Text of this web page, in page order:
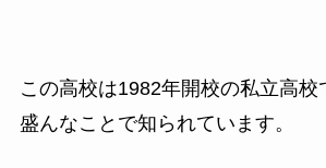
この高校は1982年開校の私立高校
盛んなことで知られています。